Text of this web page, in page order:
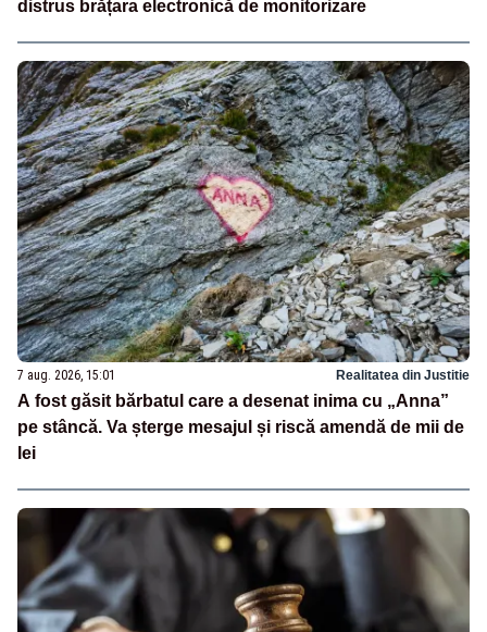
distrus brățara electronică de monitorizare
7 aug. 2026, 15:01 Realitatea din Justitie
A fost găsit bărbatul care a desenat inima cu „Anna”
pe stâncă. Va șterge mesajul și riscă amendă de mii de
lei